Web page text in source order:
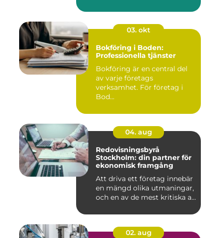
03. okt
Bokföring i Boden:
Professionella tjänster
Bokföring är en central del
av varje företags
verksamhet. För företag i
Bod...
04. aug
Redovisningsbyrå
Stockholm: din partner för
ekonomisk framgång
Att driva ett företag innebär
en mängd olika utmaningar,
och en av de mest kritiska a...
02. aug